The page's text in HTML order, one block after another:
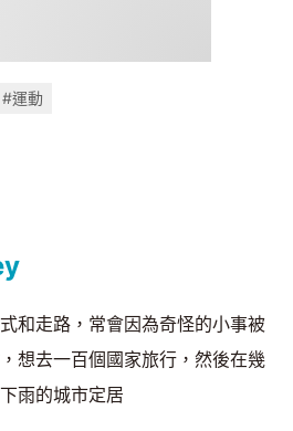
#運動
和走路，常會因為奇怪的小事被
想去一百個國家旅行，然後在幾
雨的城市定居